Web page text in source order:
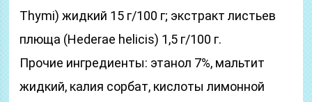
Thymi) жидкий 15 г/100 г; экстракт листьев
плюща (Hederae helicis) 1,5 г/100 г.
Прочие ингредиенты: этанол 7%, мальтит
жидкий, калия сорбат, кислоты лимонной